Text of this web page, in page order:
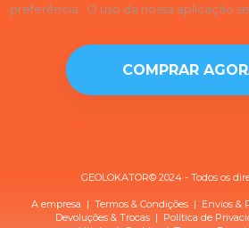
preferência. O uso da nossa aplicação
COMPRAR
GEOLOKATOR© 2024 - Todos os
A empresa | Termos & Condições | Envios &
Devoluções & Trocas| Política de